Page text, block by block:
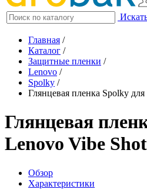
Главная /
Каталог /
Защитные пленки /
Lenovo /
Spolky /
Глянцевая пленка Spolky
Глянцевая
Lenovo Vibe Shot
Обзор
Характеристики